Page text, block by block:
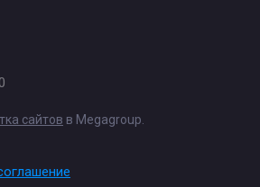
сайтов в Megagroup.